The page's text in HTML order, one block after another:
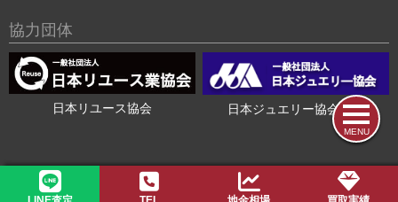
MENU
協力団体
日本リユース協会 日本ジュエリー協会会員
2015-2026 © 色石・宝石買取の色石BANK